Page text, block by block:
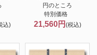
込)
円のところ
特別価格
21,560円 (税込)